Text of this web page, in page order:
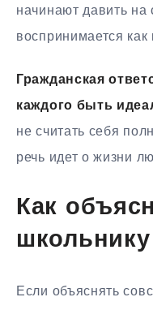
начинают давить
воспринимается как
Гражданская
каждого быть
не считать себя
речь идет о жизни
Как
школьнику
Если объяснять